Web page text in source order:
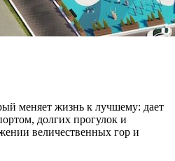
меняет жизнь к лучшему: дает
долгих прогулок и
величественных гор и